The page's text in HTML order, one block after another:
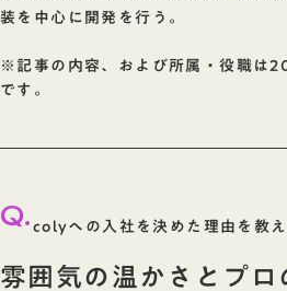
装を中心に開発を行う。
※記事の内容、および所属・役職は
です。
Q. colyへの入社を決めた理由を教
雰囲気の温かさとプロ